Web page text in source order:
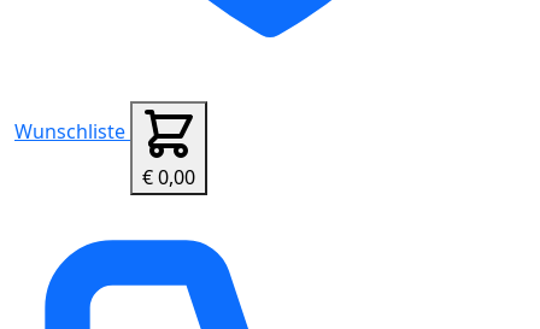
Wunschliste
€ 0,00